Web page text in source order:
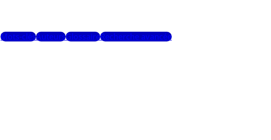
Mots-clésAuteursGlossaireRecherche avancée